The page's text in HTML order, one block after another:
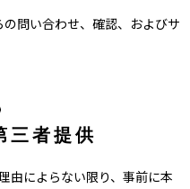
問い合わせ、確認、およびサ
三者提供
由によらない限り、事前に本